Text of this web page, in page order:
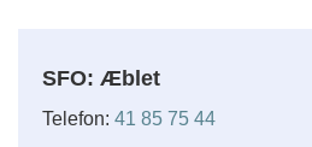
SFO: Æblet
Telefon: 41 85 75 44